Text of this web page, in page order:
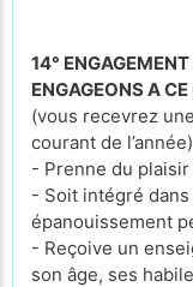
14°
ENGAGEONS A
(vous recevrez
courant de l’année)
- Prenne du
- Soit intégré
épanouissement
- Reçoive un
son âge, ses